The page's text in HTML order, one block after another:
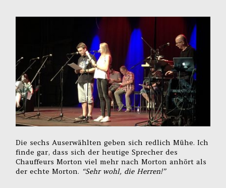
Die sechs Auserwählten geben sich redlich Mühe. Ich
finde gar, dass sich der heutige Sprecher des
Chauffeurs Morton viel mehr nach Morton anhört als
der echte Morton. “Sehr wohl, die Herren!”